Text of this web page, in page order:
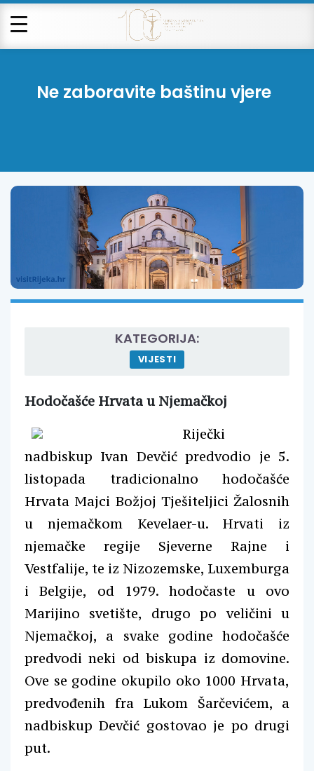
Ne zaboravite baštinu vjere
KATEGORIJA:
VIJESTI
Hodočašće Hrvata u Njemačkoj
Riječki
nadbiskup Ivan Devčić predvodio je 5.
listopada tradicionalno hodočašće
Hrvata Majci Božjoj Tješiteljici Žalosnih
u njemačkom Kevelaer-u. Hrvati iz
njemačke regije Sjeverne Rajne i
Vestfalije, te iz Nizozemske, Luxemburga
i Belgije, od 1979. hodočaste u ovo
Marijino svetište, drugo po veličini u
Njemačkoj, a svake godine hodočašće
predvodi neki od biskupa iz domovine.
Ove se godine okupilo oko 1000 Hrvata,
predvođenih fra Lukom Šarčevićem, a
nadbiskup Devčić gostovao je po drugi
put.